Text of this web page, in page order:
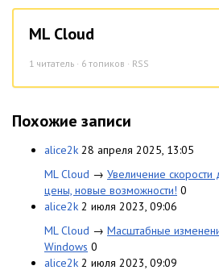
ML Cloud
1 читатель · 6 топиков · RSS
Похожие записи
alice2k 28 апреля 2025, 13:05
ML Cloud → Увеличение
цены, новые возможности! 0
alice2k 2 июля 2023, 09:06
ML Cloud → Масштабные
Windows 0
alice2k 2 июля 2023, 09:09